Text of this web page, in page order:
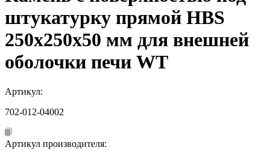
штукатурку прямой HBS
250х250х50 мм для внешней
оболочки печи WT
Артикул:
702-012-04002
Артикул производителя: